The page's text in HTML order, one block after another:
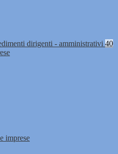
dirigenti - amministrativi 40
imprese